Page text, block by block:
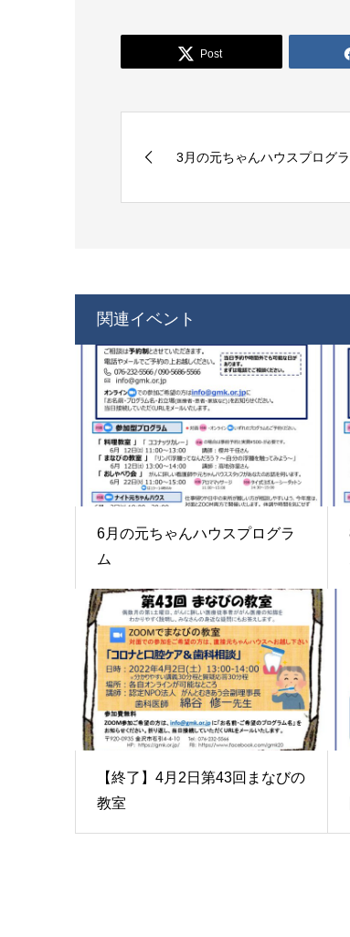
Post
3月の元ちゃんハウスプログ
関連イベント
6月の元ちゃんハウスプログラ
ム
【終了】4月2日第43回まなびの
教室